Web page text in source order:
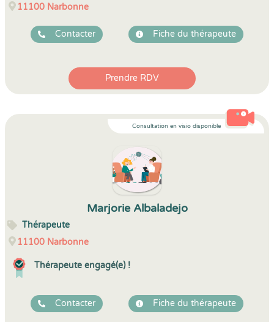
11100 Narbonne
Contacter Fiche du thérapeute
Prendre RDV
Consultation en visio disponible
Marjorie Albaladejo
Thérapeute
11100 Narbonne
Thérapeute engagé(e) !
Contacter Fiche du thérapeute